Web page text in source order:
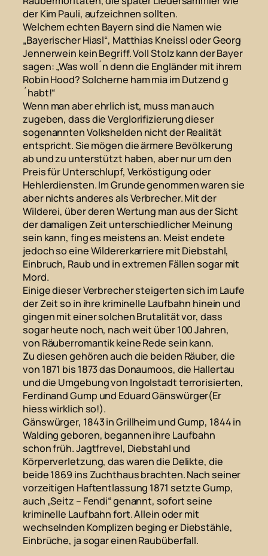
der Kim Pauli, aufzeichnen sollten.
Welchem echten Bayern sind die Namen wie
„Bayerischer Hiasl“, Matthias Kneissl oder Georg
Jennerwein kein Begriff. Voll Stolz kann der Bayer
sagen: „Was woll´n denn die Engländer mit ihrem
Robin Hood? Solcherne ham mia im Dutzend g
´habt!“
Wenn man aber ehrlich ist, muss man auch
zugeben, dass die Verglorifizierung dieser
sogenannten Volkshelden nicht der Realität
entspricht. Sie mögen die ärmere Bevölkerung
ab und zu unterstützt haben, aber nur um den
Preis für Unterschlupf, Verköstigung oder
Hehlerdiensten. Im Grunde genommen waren sie
aber nichts anderes als Verbrecher. Mit der
Wilderei, über deren Wertung man aus der Sicht
der damaligen Zeit unterschiedlicher Meinung
sein kann, fing es meistens an. Meist endete
jedoch so eine Wildererkarriere mit Diebstahl,
Einbruch, Raub und in extremen Fällen sogar mit
Mord.
Einige dieser Verbrecher steigerten sich im Laufe
der Zeit so in ihre kriminelle Laufbahn hinein und
gingen mit einer solchen Brutalität vor, dass
sogar heute noch, nach weit über 100 Jahren,
von Räuberromantik keine Rede sein kann.
Zu diesen gehören auch die beiden Räuber, die
von 1871 bis 1873 das Donaumoos, die Hallertau
und die Umgebung von Ingolstadt terrorisierten,
Ferdinand Gump und Eduard Gänswürger(Er
hiess wirklich so!).
Gänswürger, 1843 in Grillheim und Gump, 1844 in
Walding geboren, begannen ihre Laufbahn
schon früh. Jagtfrevel, Diebstahl und
Körperverletzung, das waren die Delikte, die
beide 1869 ins Zuchthaus brachten. Nach seiner
vorzeitigen Haftentlassung 1871 setzte Gump,
auch „Seitz – Fendi“ genannt, sofort seine
kriminelle Laufbahn fort. Allein oder mit
wechselnden Komplizen beging er Diebstähle,
Einbrüche, ja sogar einen Raubüberfall.